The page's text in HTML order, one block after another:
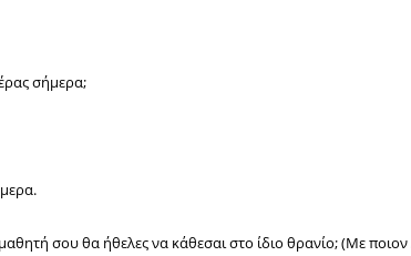
σήμερα;
σου θα ήθελες να κάθεσαι στο ίδιο θρανίο; (Με